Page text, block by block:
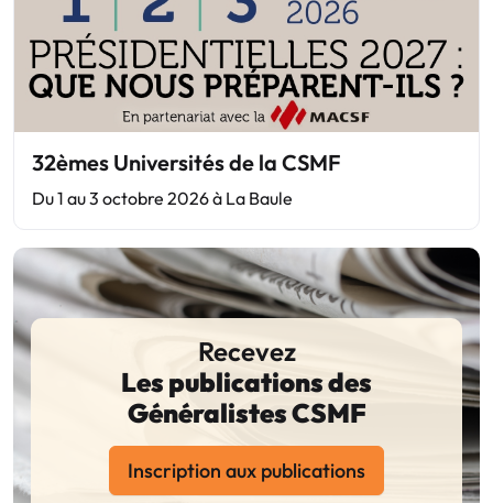
32èmes Universités de la CSMF
Du 1 au 3 octobre 2026 à La Baule
Recevez
Les publications des
Généralistes CSMF
Inscription aux publications